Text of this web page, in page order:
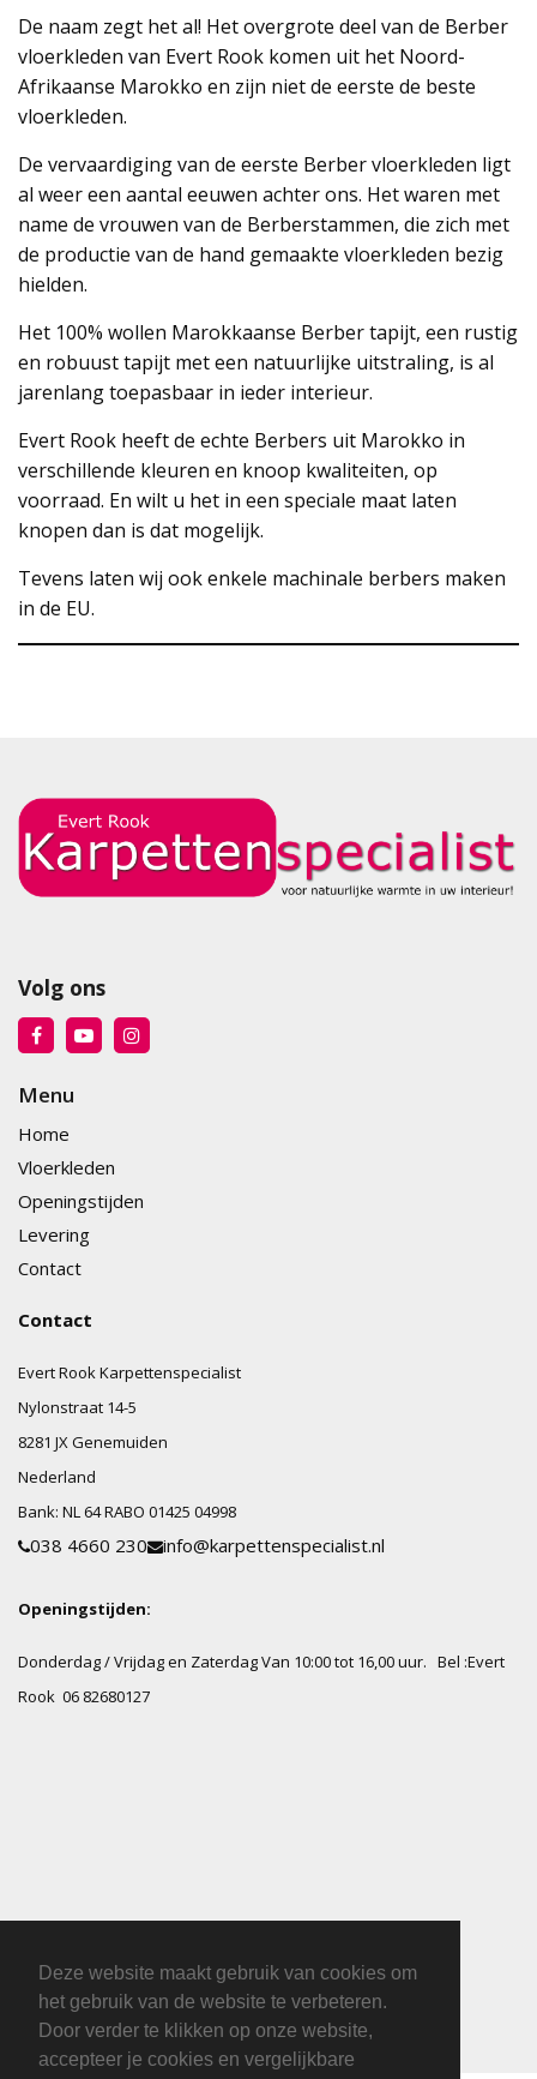
Deze website maakt gebruik van cookies om
het gebruik van de website te verbeteren.
Door verder te klikken op onze website,
accepteer je cookies en vergelijkbare
De naam zegt het al! Het overgrote deel van de Berber
vloerkleden van Evert Rook komen uit het Noord-
Afrikaanse Marokko en zijn niet de eerste de beste
vloerkleden.
De vervaardiging van de eerste Berber vloerkleden ligt
al weer een aantal eeuwen achter ons. Het waren met
name de vrouwen van de Berberstammen, die zich met
de productie van de hand gemaakte vloerkleden bezig
hielden.
Het 100% wollen Marokkaanse Berber tapijt, een rustig
en robuust tapijt met een natuurlijke uitstraling, is al
jarenlang toepasbaar in ieder interieur.
Evert Rook heeft de echte Berbers uit Marokko in
verschillende kleuren en knoop kwaliteiten, op
voorraad. En wilt u het in een speciale maat laten
knopen dan is dat mogelijk.
Tevens laten wij ook enkele machinale berbers maken
in de EU.
Volg ons
Menu
Home
Vloerkleden
Openingstijden
Levering
Contact
Contact
Evert Rook Karpettenspecialist
Nylonstraat 14-5
8281 JXGenemuiden
Nederland
Bank: NL 64 RABO 01425 04998
038 4660 230 info@karpettenspecialist.nl
Openingstijden:
Donderdag / Vrijdag en Zaterdag Van 10:00 tot 16,00 uur. Bel :Evert
Rook 06 82680127